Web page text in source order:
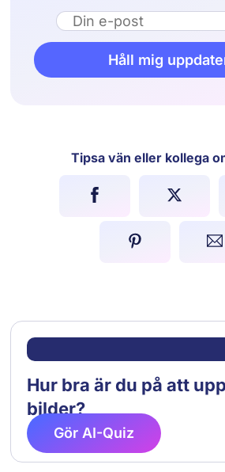
Email
Håll mig
Tipsa vän eller kollega
Hur bra är du på att
bilder?
Gör AI-Quiz